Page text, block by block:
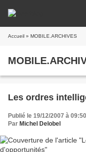
Accueil » MOBILE.ARCHIVES
Les ordres
Publié le 19/12/2007 à 09:50
Par Michel Delobel